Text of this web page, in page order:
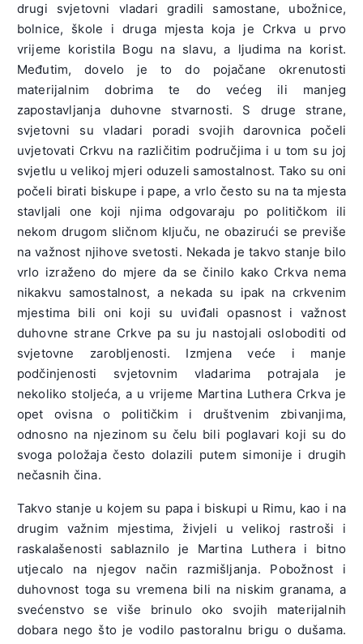
drugi svjetovni vladari gradili samostane, ubožnice,
bolnice, škole i druga mjesta koja je Crkva u prvo
vrijeme koristila Bogu na slavu, a ljudima na korist.
Međutim, dovelo je to do pojačane okrenutosti
materijalnim dobrima te do većeg ili manjeg
zapostavljanja duhovne stvarnosti. S druge strane,
svjetovni su vladari poradi svojih darovnica počeli
uvjetovati Crkvu na različitim područjima i u tom su joj
svjetlu u velikoj mjeri oduzeli samostalnost. Tako su oni
počeli birati biskupe i pape, a vrlo često su na ta mjesta
stavljali one koji njima odgovaraju po političkom ili
nekom drugom sličnom ključu, ne obazirući se previše
na važnost njihove svetosti. Nekada je takvo stanje bilo
vrlo izraženo do mjere da se činilo kako Crkva nema
nikakvu samostalnost, a nekada su ipak na crkvenim
mjestima bili oni koji su uviđali opasnost i važnost
duhovne strane Crkve pa su ju nastojali osloboditi od
svjetovne zarobljenosti. Izmjena veće i manje
podčinjenosti svjetovnim vladarima potrajala je
nekoliko stoljeća, a u vrijeme Martina Luthera Crkva je
opet ovisna o političkim i društvenim zbivanjima,
odnosno na njezinom su čelu bili poglavari koji su do
svoga položaja često dolazili putem simonije i drugih
nečasnih čina.
Takvo stanje u kojem su papa i biskupi u Rimu, kao i na
drugim važnim mjestima, živjeli u velikoj rastroši i
raskalašenosti sablaznilo je Martina Luthera i bitno
utjecalo na njegov način razmišljanja. Pobožnost i
duhovnost toga su vremena bili na niskim granama, a
svećenstvo se više brinulo oko svojih materijalnih
dobara nego što je vodilo pastoralnu brigu o dušama.